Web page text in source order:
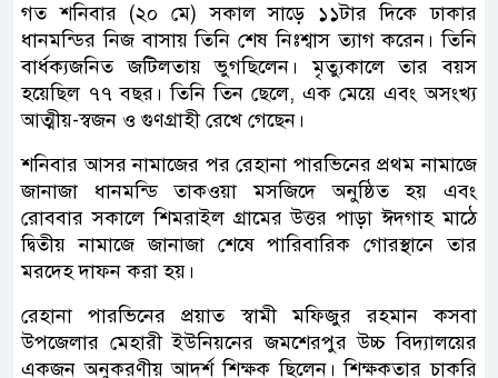
গত শনিবার (২০ মে) সকাল সাড়ে ১১টার দিকে ঢাকার
ধানমন্ডির নিজ বাসায় তিনি শেষ নিঃশ্বাস ত্যাগ করেন। তিনি
বার্ধক্যজনিত জটিলতায় ভুগছিলেন। মৃত্যুকালে তার বয়স
হয়েছিল ৭৭ বছর। তিনি তিন ছেলে, এক মেয়ে এবং অসংখ্য
আত্মীয়-স্বজন ও গুণগ্রাহী রেখে গেছেন।
শনিবার আসর নামাজের পর রেহানা পারভিনের প্রথম নামাজে
জানাজা ধানমন্ডি তাকওয়া মসজিদে অনুষ্ঠিত হয় এবং
রোববার সকালে শিমরাইল গ্রামের উত্তর পাড়া ঈদগাহ মাঠে
দ্বিতীয় নামাজে জানাজা শেষে পারিবারিক গোরস্থানে তার
মরদেহ দাফন করা হয়।
রেহানা পারভিনের প্রয়াত স্বামী মফিজুর রহমান কসবা
উপজেলার মেহারী ইউনিয়নের জমশেরপুর উচ্চ বিদ্যালয়ের
একজন অনুকরণীয় আদর্শ শিক্ষক ছিলেন। শিক্ষকতার চাকরি